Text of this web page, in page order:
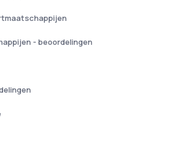
- beoordelingen